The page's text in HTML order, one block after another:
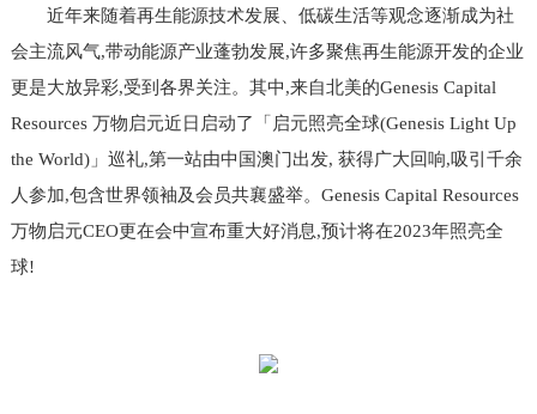
近年来随着再生能源技术发展、低碳生活等观念逐渐成为社
会主流风气,带动能源产业蓬勃发展,许多聚焦再生能源开发的企业
更是大放异彩,受到各界关注。其中,来自北美的Genesis Capital
Resources 万物启元近日启动了「启元照亮全球(Genesis Light Up
the World)」巡礼,第一站由中国澳门出发, 获得广大回响,吸引千余
人参加,包含世界领袖及会员共襄盛举。Genesis Capital Resources
万物启元CEO更在会中宣布重大好消息,预计将在2023年照亮全
球!